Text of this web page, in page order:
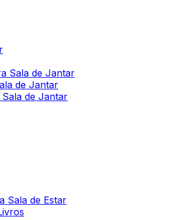
Sala de Jantar
de Jantar
de Jantar
Sala de Estar